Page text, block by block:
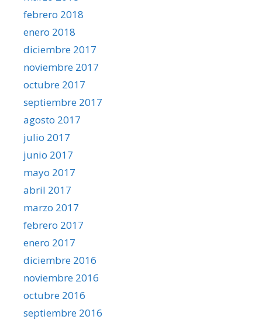
febrero 2018
enero 2018
diciembre 2017
noviembre 2017
octubre 2017
septiembre 2017
agosto 2017
julio 2017
junio 2017
mayo 2017
abril 2017
marzo 2017
febrero 2017
enero 2017
diciembre 2016
noviembre 2016
octubre 2016
septiembre 2016